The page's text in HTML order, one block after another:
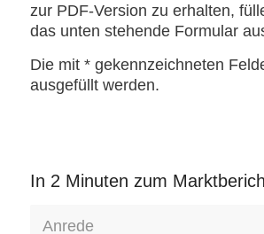
zur PDF-Version zu erhalten,
das unten stehende Formular
Die mit * gekennzeichneten
ausgefüllt werden.
In 2 Minuten zum